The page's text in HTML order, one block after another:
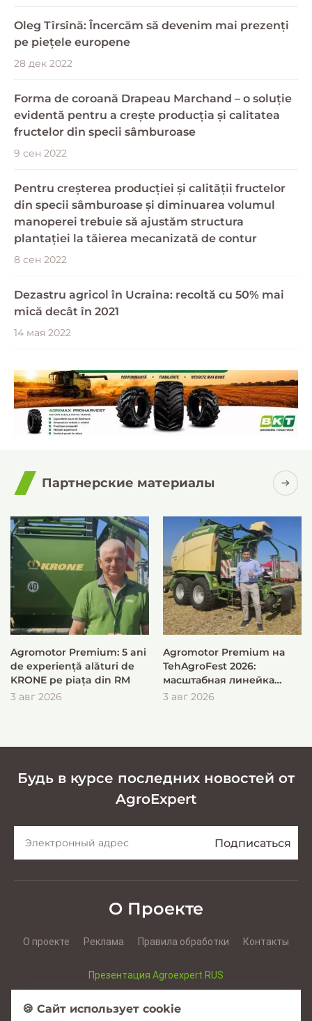
Oleg Tîrsînă: Încercăm să devenim mai prezenți
pe piețele europene
28 дек 2022
Forma de coroană Drapeau Marchand – o soluție
evidentă pentru a crește producția și calitatea
fructelor din specii sâmburoase
9 сен 2022
Pentru creșterea producției și calității fructelor
din specii sâmburoase și diminuarea volumul
manoperei trebuie să ajustăm structura
plantației la tăierea mecanizată de contur
8 сен 2022
Dezastru agricol în Ucraina: recoltă cu 50% mai
mică decât în 2021
14 мая 2022
Партнерские материалы
Agromotor Premium: 5 ani
de experiență alături de
KRONE pe piața din RM
3 авг 2026
Agromotor Premium на
TehAgroFest 2026:
масштабная линейка
KRONE для быстрой и
3 авг 2026
Будь в курсе последних новостей от
AgroExpert
О Проекте
О проекте Реклама Правила обработки Контакты
Презентация Agroexpert RUS
🍪 Сайт использует cookie